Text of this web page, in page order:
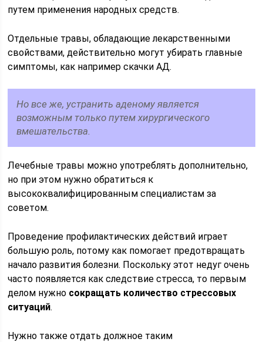
путем применения народных средств.
Отдельные травы, обладающие лекарственными
свойствами, действительно могут убирать главные
симптомы, как например скачки АД.
Но все же, устранить аденому является
возможным только путем хирургического
вмешательства.
Лечебные травы можно употреблять дополнительно,
но при этом нужно обратиться к
высококвалифицированным специалистам за
советом.
Проведение профилактических действий играет
большую роль, потому как помогает предотвращать
начало развития болезни. Поскольку этот недуг очень
часто появляется как следствие стресса, то первым
делом нужно сокращать количество стрессовых
ситуаций.
Нужно также отдать должное таким